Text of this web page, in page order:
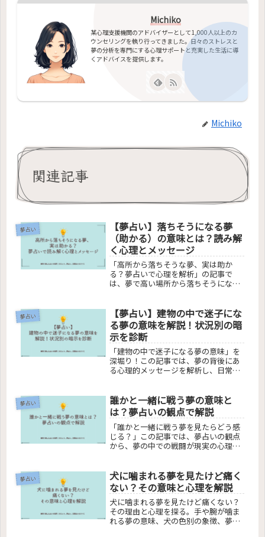
Michiko
某心理支援機関のアドバイザーとして1,000人以上のカ
ウンセリングを執り行ってきました。日々のストレスと
夢の分析を専門にする心理サポートと充実した生活に導
くアドバイスを提供します。
Michiko
関連記事
夢占い
【夢占い】落ちそうになる夢
（助かる）の意味とは？読み解
く心理とメッセージ
「高所から落ちそうな夢、実は助か
る？夢占いで心理を解析」の記事で
は、夢で高い場所から落ちそうになる
困難を乗り越える力の象徴まで、夢占
いの観点で解説。また、崖、ビル、
海、穴など、夢のシーン別分析を通じ
て、夢が教えるメッセージに迫りま
す。読者の不安を解消し、夢の背後に
ある心理を明らかにすることで、日常
生活へのポジティブな影響を提供する
内容となっています。
夢占い
【夢占い】建物の中で迷子にな
る夢の意味を解説！状況別の暗
示を診断
「建物の中で迷子になる夢の意味」を
深堀り！この記事では、夢の背後にあ
る心理的メッセージを解析し、日常生
ンを読み解き、自分自身との対話を深
めるためのヒントを提供します。
夢占い
誰かと一緒に戦う夢の意味と
は？夢占いの観点で解説
「誰かと一緒に戦う夢を見たらどう感
じる？」この記事では、夢占いの観点
から、夢の中での戦闘が現実の心理状
家族との戦い、守るための強さ、逃走
中の戦い、そして不思議な生き物との
戦いまで、様々なシナリオを通じて、
夢の象徴と現実世界の関連性を探りま
す。この深い洞察は、あなたが見た
「誰かと一緒に戦う夢」の真の意味を
夢占い
犬に噛まれる夢を見たけど痛く
ない？その意味と心理を解説
犬に噛まれる夢を見たけど痛くない？
その理由と心理を探る。手や腕が噛ま
れる夢の意味、犬の色別の象徴、夢占